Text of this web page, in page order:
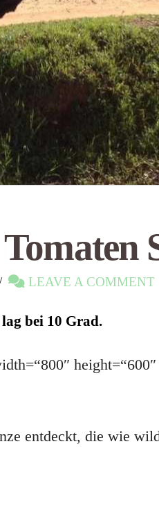
LEAVE A COMMENT
bei 10 Grad.
entdeckt, die wie